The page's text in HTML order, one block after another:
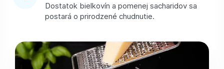
Dostatok bielkovín a pomenej sacharidov sa
postará o prirodzené chudnutie.